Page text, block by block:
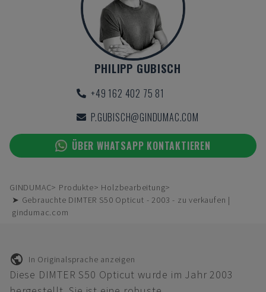
PHILIPP GUBISCH
+49 162 402 75 81
P.GUBISCH@GINDUMAC.COM
ÜBER WHATSAPP KONTAKTIEREN
GINDUMAC Produkte
Holzbearbeitung
➤ Gebrauchte DIMTER S50 Opticut - 2003 - zu verkaufen |
gindumac.com
In Originalsprache anzeigen
Diese DIMTER S50 Opticut wurde im Jahr 2003